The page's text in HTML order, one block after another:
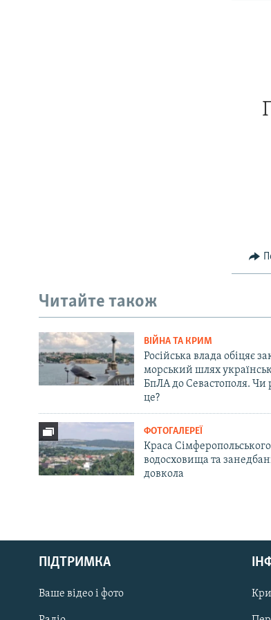
Русский
Qırımtatar
ДОЛУЧАЙСЯ!
Читайте також
ВІЙНА ТА КРИМ
Російська влада обіцяє
морський шлях
БпЛА до Севастополя. Чи
це?
ФОТОГАЛЕРЕЇ
Краса Сімферопольського
водосховища та
довкола
ПІДТРИМКА
Ваше відео і фото